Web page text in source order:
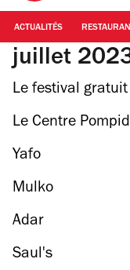
ACTUALITÉS
juillet
Le festival
Start revient au
Le Centre
pharaonique à
Yafo
Mulko
Adar
Saul's